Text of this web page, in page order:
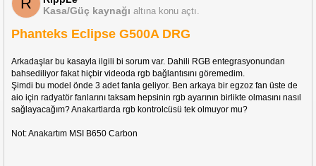
Kasa/Güç kaynağı altına konu açtı.
Phanteks Eclipse G500A DRG
Arkadaşlar bu kasayla ilgili bi sorum var. Dahili RGB entegrasyonundan
bahsediliyor fakat hiçbir videoda rgb bağlantısını göremedim.
Şimdi bu model önde 3 adet fanla geliyor. Ben arkaya bir egzoz fan üste de
aio için radyatör fanlarını taksam hepsinin rgb ayarının birlikte olmasını nasıl
sağlayacağım? Anakartlarda rgb kontrolcüsü tek olmuyor mu?
Not: Anakartım MSI B650 Carbon